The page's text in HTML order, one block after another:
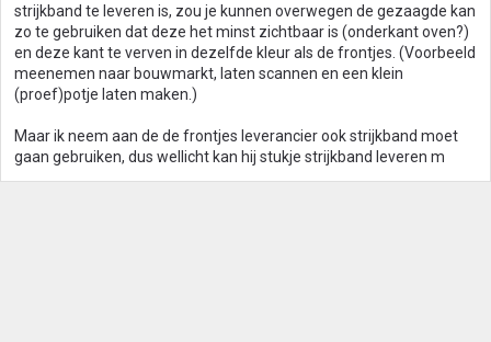
strijkband te leveren is, zou je kunnen overwegen de gezaagde kan
zo te gebruiken dat deze het minst zichtbaar is (onderkant oven?)
en deze kant te verven in dezelfde kleur als de frontjes. (Voorbeeld
meenemen naar bouwmarkt, laten scannen en een klein
(proef)potje laten maken.)
Maar ik neem aan de de frontjes leverancier ook strijkband moet
gaan gebruiken, dus wellicht kan hij stukje strijkband leveren m